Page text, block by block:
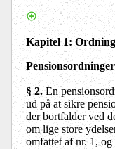
Kapitel 1:
§ 2.En
ud på at sikre
der bortfalder ved
om lige store
omfattet af nr. 1, og